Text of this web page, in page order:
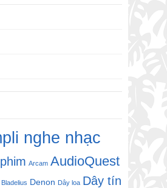
nghe nhạc
Arcam AudioQuest
Bladelius Denon Dây loa Dây tín